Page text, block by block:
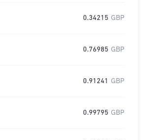
0.34215 GBP
0.76985 GBP
0.91241 GBP
0.99795 GBP